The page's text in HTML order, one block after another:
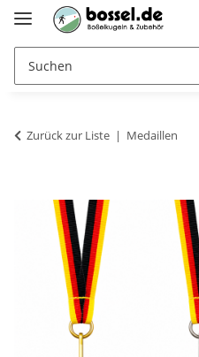
Zurück zur Liste Medaillen